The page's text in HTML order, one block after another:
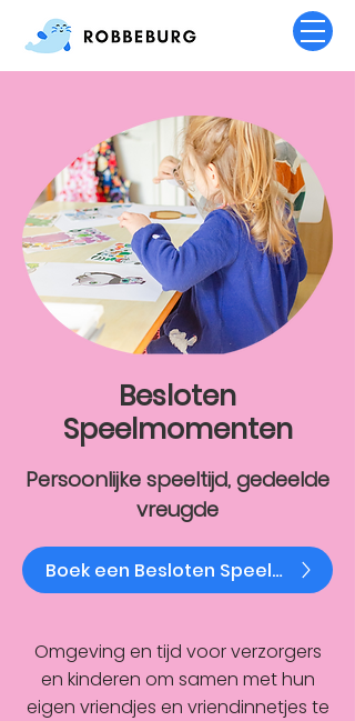
Besloten
Speelmomenten
Persoonlijke speeltijd, gedeelde
vreugde
Boek een Besloten Speelmoment
Omgeving en tijd voor verzorgers
en kinderen om samen met hun
eigen vriendjes en vriendinnetjes te